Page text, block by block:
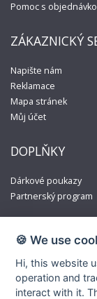
Pomoc s
ZÁKAZNICKÝ
Napište nám
Reklamace
Mapa stránek
Můj účet
DOPLŇKY
Dárkové poukazy
Partnerský program
🍪 We use
Hi, this website
operation and
interact with it.